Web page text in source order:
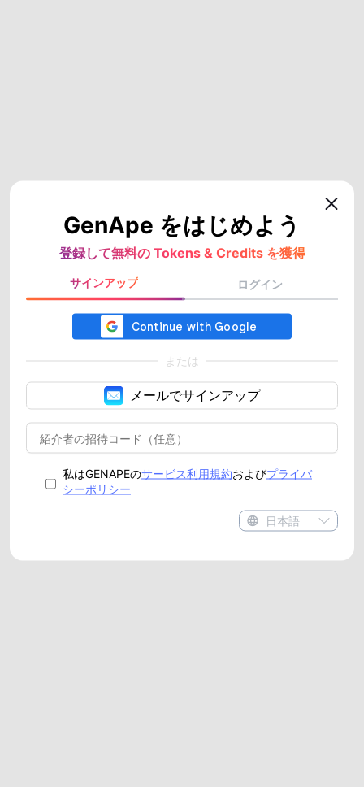
GenApe をはじめよう
登録して無料の Tokens & Credits を獲得
サインアップ ログイン
または
メールでサインアップ
私はGENAPEのサービス利用規約およびプライバ
シーポリシー
日本語